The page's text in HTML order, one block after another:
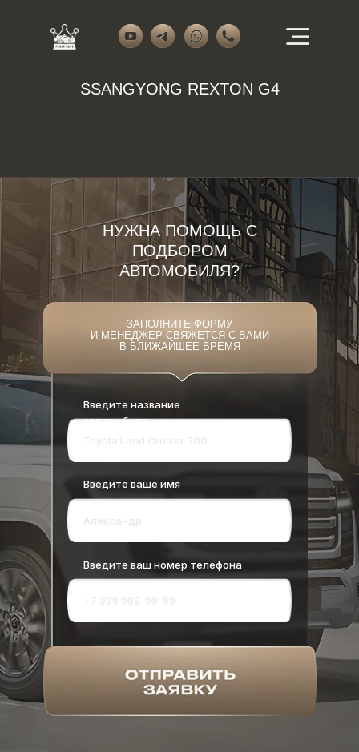
SSANGYONG REXTON G4
ЗАПОЛНИТЕ ФОРМУ
И МЕНЕДЖЕР СВЯЖЕТСЯ С ВАМИ
В БЛИЖАЙШЕЕ ВРЕМЯ
НУЖНА ПОМОЩЬ С
ПОДБОРОМ
АВТОМОБИЛЯ?
Введите название
автомобиля
Введите ваше имя
Введите ваш номер телефона